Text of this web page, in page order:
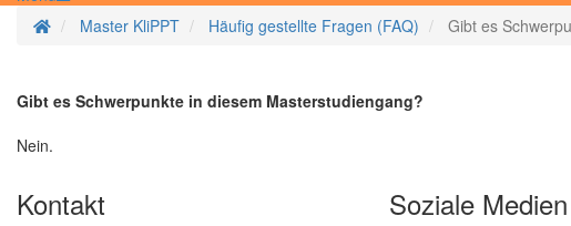
StartseiteMaster KliPPT Häufig gestellte Fragen (FAQ) Gibt es
Gibt es Schwerpunkte in diesem Masterstudiengang?
Nein.
Kontakt Soziale Medien